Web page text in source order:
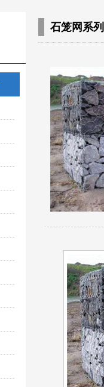
石笼网系列